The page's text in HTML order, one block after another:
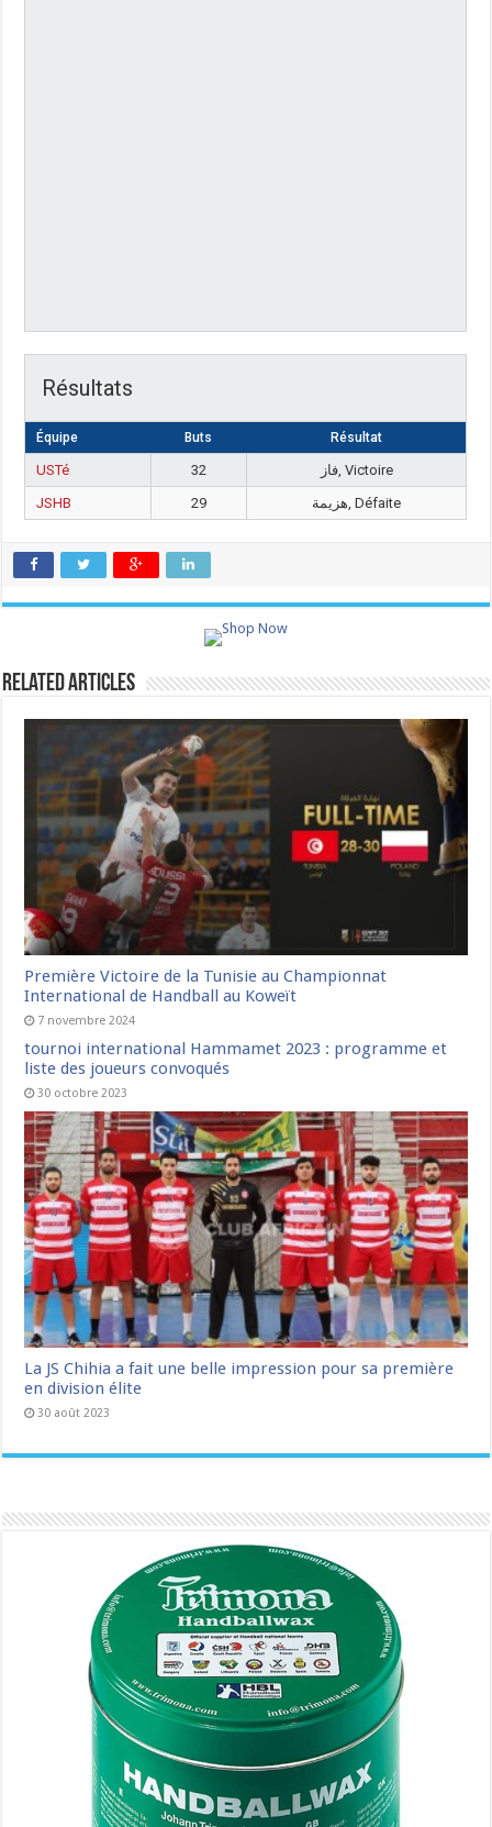
Résultats
Équipe Buts Résultat
USTé 32
فاز, Victoire
JSHB
29 هزيمة, Défaite
Related Articles
Première Victoire de la Tunisie au Championnat
International de Handball au Koweït
7 novembre 2024
tournoi international Hammamet 2023 : programme et
liste des joueurs convoqués
30 octobre 2023
La JS Chihia a fait une belle impression pour sa première
en division élite
30 août 2023